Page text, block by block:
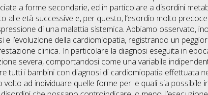
a forme secondarie, ed in particolare a disordini
alle età successive e, per questo, l’esordio molto
di una malattia sistemica. Abbiamo osservato,
e l’evoluzione della cardiomiopatia, registrando un
clinica. In particolare la diagnosi eseguita in
severa, comportandosi come una variabile
tutti i bambini con diagnosi di cardiomiopatia effettuata
ad individuare quelle forme per le quali sia possibile